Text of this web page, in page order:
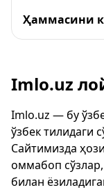
Ҳаммасини
Imlo.uz
Imlo.uz — бу
ўзбек тилидаги
Сайтимизда
оммабоп
билан